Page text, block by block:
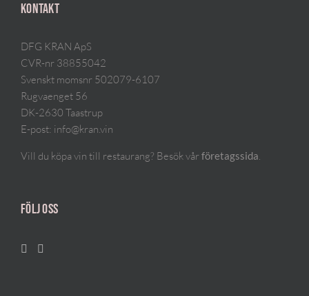
KONTAKT
DFG KRAN ApS
CVR-nr 38855042
Svenskt momsnr 502079-6107
Rugvaenget 56
DK-2630 Taastrup
E-post: info@kran.vin
Vill du köpa vin till restaurang? Besök vårföretagssida.
FÖLJ OSS